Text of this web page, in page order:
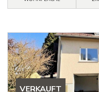
VERKAUFT